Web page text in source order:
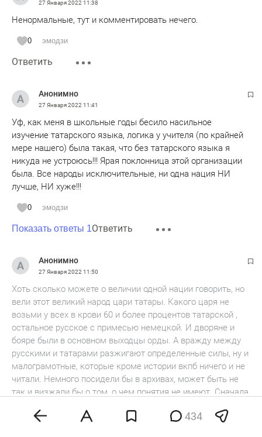
27 Января 2022 11:38
Ненормальные, тут и комментировать нечего.
0 эмодзи
Ответить
Анонимно
27 Января 2022 11:41
Уф, как меня в школьные годы бесило насильное
изучение татарского языка, логика у учителя (по крайней
мере нашего) была такая, что без татарского языка я
никуда не устроюсь!!! Ярая поклонница этой организации
была. Все народы исключительные, ни одна нация НИ
лучше, НИ хуже!!!
0 эмодзи
Показать ответы 1Ответить
Анонимно
27 Января 2022 11:50
Хоть сколько можете о величии одной нации говорить, но
вели этот великий народ цари татары. Какого царя не
возьми у всех в крови 60 и более процентов татарской ,
остальное русское с примесью немецкой. И дворяне и
бояре были в основном выходцы орды. А вражду между
русскими и татарами разжигают определенные силы, ну и
малограмотные, которые кроме истории вкпб ничего и не
читали. Немного посидели бы в архивах, может быть не
так и визжали бы о том, о чем понятия не имеют. Сначала
были неучами, так и остались. А на тысячелетнюю
434